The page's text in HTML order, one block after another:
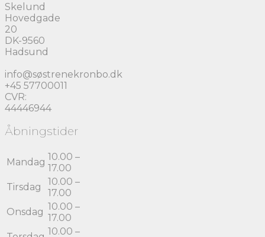
Skelund
Hovedgade
20
DK-9560
Hadsund
info@søstrenekronbo.dk
+45 57700011
CVR:
44446944
Åbningstider
Mandag 10.00 –
17.00
Tirsdag
10.00 –
17.00
Onsdag 10.00 –
17.00
10.00 –